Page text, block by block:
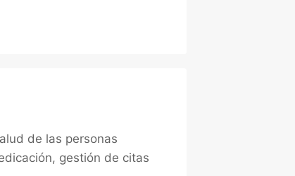
de las personas
gestión de citas